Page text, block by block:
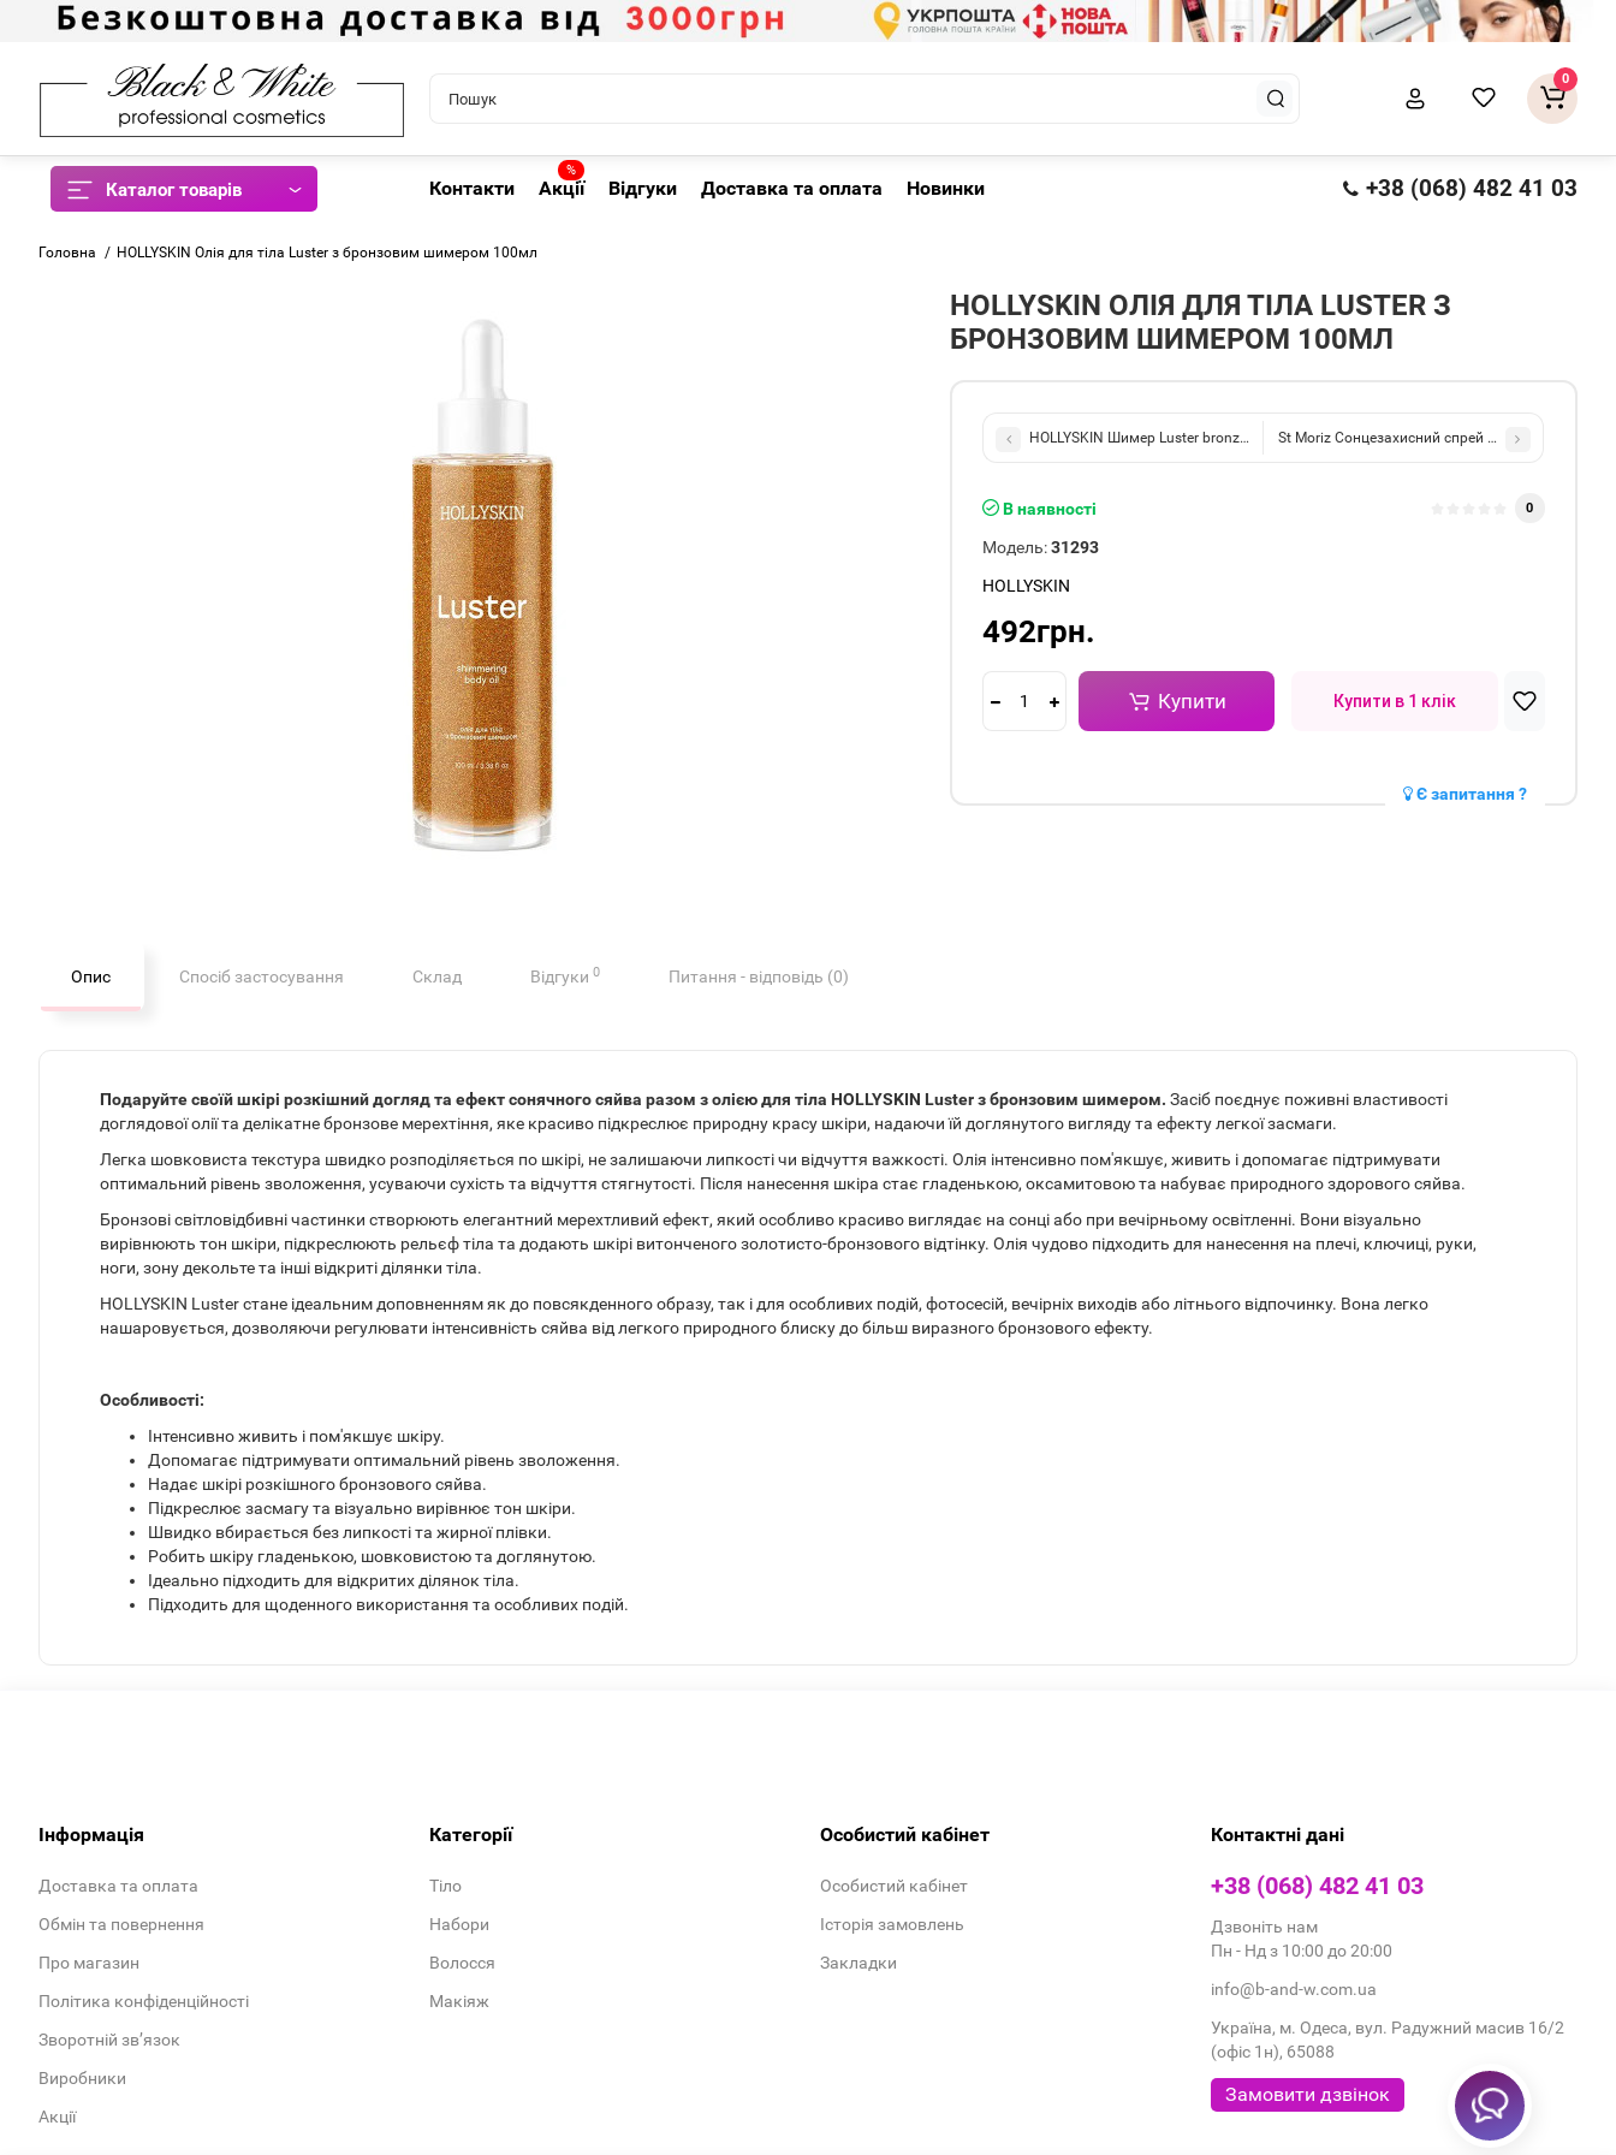
0
Каталог товарів Контакти
%
Акції Відгуки Доставка та оплата Новинки +38 (068) 482 41 03
Головна HOLLYSKIN Олія для тіла Luster з бронзовим шимером 100мл
HOLLYSKIN ОЛІЯ ДЛЯ ТІЛА LUSTER З
БРОНЗОВИМ ШИМЕРОМ 100МЛ
HOLLYSKIN Шимер Luster bronze. 01 150млSt Moriz Сонцезахисний спрей для тіла Suncare
В наявності 0
Модель: 31293
HOLLYSKIN
492грн.
Купити Купити в 1 клік
Є запитання ?
Опис Спосіб застосування Склад Відгуки 0 Питання - відповідь (0)
Подаруйте своїй шкірі розкішний догляд та ефект сонячного сяйва разом з олією для тіла HOLLYSKIN Luster з бронзовим шимером. Засіб поєднує поживні властивості
доглядової олії та делікатне бронзове мерехтіння, яке красиво підкреслює природну красу шкіри, надаючи їй доглянутого вигляду та ефекту легкої засмаги.
Легка шовковиста текстура швидко розподіляється по шкірі, не залишаючи липкості чи відчуття важкості. Олія інтенсивно пом'якшує, живить і допомагає підтримувати
оптимальний рівень зволоження, усуваючи сухість та відчуття стягнутості. Після нанесення шкіра стає гладенькою, оксамитовою та набуває природного здорового сяйва.
Бронзові світловідбивні частинки створюють елегантний мерехтливий ефект, який особливо красиво виглядає на сонці або при вечірньому освітленні. Вони візуально
вирівнюють тон шкіри, підкреслюють рельєф тіла та додають шкірі витонченого золотисто-бронзового відтінку. Олія чудово підходить для нанесення на плечі, ключиці, руки,
ноги, зону декольте та інші відкриті ділянки тіла.
HOLLYSKIN Luster стане ідеальним доповненням як до повсякденного образу, так і для особливих подій, фотосесій, вечірніх виходів або літнього відпочинку. Вона легко
нашаровується, дозволяючи регулювати інтенсивність сяйва від легкого природного блиску до більш виразного бронзового ефекту.
Особливості:
Інтенсивно живить і пом'якшує шкіру.
Допомагає підтримувати оптимальний рівень зволоження.
Надає шкірі розкішного бронзового сяйва.
Підкреслює засмагу та візуально вирівнює тон шкіри.
Швидко вбирається без липкості та жирної плівки.
Робить шкіру гладенькою, шовковистою та доглянутою.
Ідеально підходить для відкритих ділянок тіла.
Підходить для щоденного використання та особливих подій.
Контактні дані
+38 (068) 482 41 03
Дзвоніть нам
Пн - Нд з 10:00 до 20:00
info@b-and-w.com.ua
Україна, м. Одеса, вул. Радужний масив 16/2
(офіс 1н), 65088
Замовити дзвінок
Інформація
Доставка та оплата
Обмін та повернення
Про магазин
Політика конфіденційності
Зворотній зв’язок
Виробники
Акції
Категорії
Тіло
Набори
Волосся
Макіяж
Особистий кабінет
Особистий кабінет
Історія замовлень
Закладки